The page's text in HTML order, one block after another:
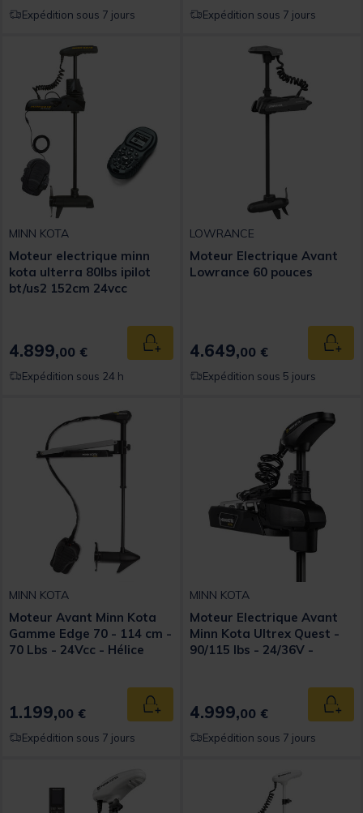
Expédition sous 7 jours Expédition sous 7 jours
MINN KOTA
Moteur electrique minn
kota ulterra 80lbs ipilot
bt/us2 152cm 24vcc
4.899,00 € Ajouter au panier
Expédition sous 24 h
LOWRANCE
Moteur Electrique Avant
Lowrance 60 pouces
4.649,00 €
Expédition sous 5 jours
MINN KOTA
Moteur Avant Minn Kota
Gamme Edge 70 - 114 cm -
70 Lbs - 24Vcc - Hélice
1.199,00 € Ajouter au panier
Expédition sous 7 jours
MINN KOTA
Moteur Electrique Avant
Minn Kota Ultrex Quest -
90/115 lbs - 24/36V -
4.999,00 €
Expédition sous 7 jours